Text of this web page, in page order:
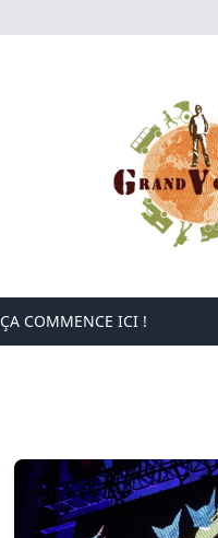
ÇA COMMENCE ICI !